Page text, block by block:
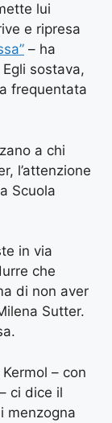
lui
e ripresa
– ha
sostava,
frequentata
a chi
l’attenzione
Scuola
in via
che
di non aver
Sutter.
– con
ci dice il
menzogna